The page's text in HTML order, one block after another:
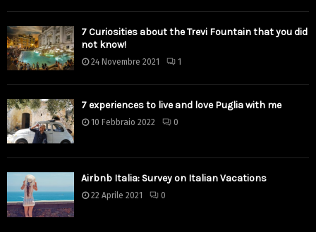
7 Curiosities about the Trevi Fountain that you did
not know!
24 Novembre 2021 1
7 experiences to live and love Puglia with me
10 Febbraio 2022 0
Airbnb Italia: Survey on Italian Vacations
22 Aprile 2021 0